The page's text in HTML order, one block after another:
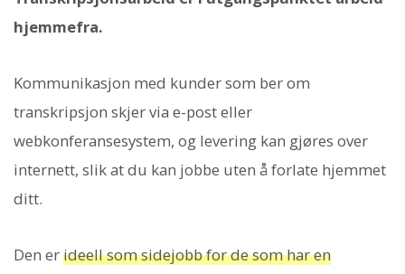
hjemmefra.
Kommunikasjon med kunder som ber om
transkripsjon skjer via e-post eller
webkonferansesystem, og levering kan gjøres over
internett, slik at du kan jobbe uten å forlate hjemmet
ditt.
Den erideell som sidejobb for de som har en